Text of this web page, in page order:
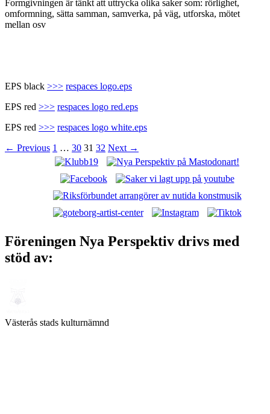
Formgivningen är tänkt att uttrycka olika saker som: rörlighet,
omformning, sätta samman, samverka, på väg, utforska, mötet
mellan osv
EPS black >>> respaces logo.eps
EPS red >>> respaces logo red.eps
EPS red >>> respaces logo white.eps
Posts
navigation
← Previous 1 … 30 31 32 Next →
Nya Perspektiv: Västerås alternativa
musikscen!
Föreningen Nya Perspektiv drivs med
stöd av:
Västerås stads kulturnämnd